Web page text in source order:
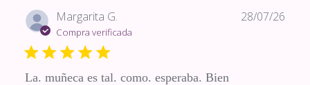
Margarita G.
Compra verificada
La. muñeca es tal. como. esperaba. Bien
28/07/26